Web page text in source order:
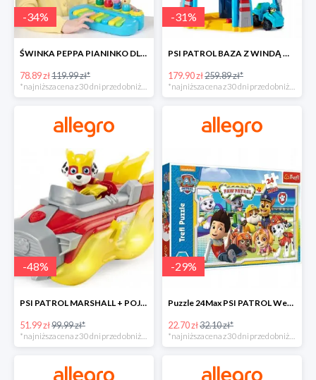
-34%
ŚWINKA PEPPA PIANINKO DLA DZIECI -34%
78.89 zł119.99 zł*
-31%
PSI PATROL BAZA Z WINDĄ WIEŻA + POJAZD AUTO REX -30%
179.90 zł259.89 zł*
-48%
PSI PATROL MARSHALL + POJAZD WÓZ STRAŻACKI DŹWIĘK -48%
51.99 zł99.99 zł*
*najniższa cena z 30 dni przed obniżką
-29%
Puzzle 24Max PSI PATROL Wesoła drużyna TREFL -29%
22.70 zł32.10 zł*
*najniższa cena z 30 dni przed obniżką